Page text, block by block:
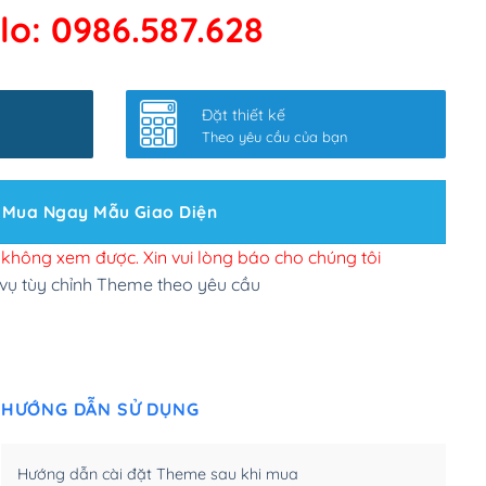
kết google, cập nhật sitemap(+50,000₫)
slider chính (+200,000₫)
site Wordpress(+100,000₫)
đăng web(+300,000₫)
tuỳ chọn (+2,000,000₫)
(+450,000₫)
0986.587.628
Đặt thiết kế
Theo yêu cầu của bạn
Mua Ngay Mẫu Giao Diện
xem được. Xin vui lòng báo cho chúng tôi
tùy chỉnh Theme theo yêu cầu
HƯỚNG DẪN SỬ DỤNG
Hướng dẫn cài đặt Theme sau khi mua